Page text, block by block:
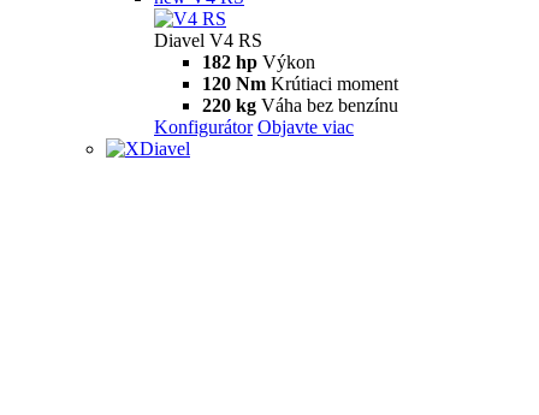
Diavel V4 RS
182 hp Výkon
120 Nm Krútiaci moment
220 kg Váha bez benzínu
Konfigurátor Objavte viac